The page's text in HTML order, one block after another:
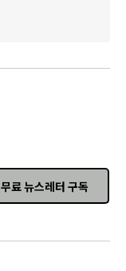
무료 뉴스레터 구독